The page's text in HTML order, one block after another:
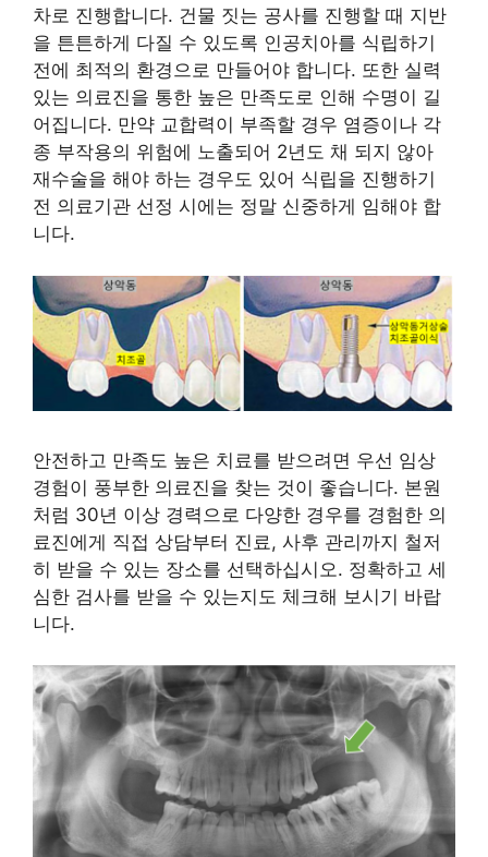
차로 진행합니다. 건물 짓는 공사를 진행할 때 지반
을 튼튼하게 다질 수 있도록 인공치아를 식립하기
전에 최적의 환경으로 만들어야 합니다. 또한 실력
있는 의료진을 통한 높은 만족도로 인해 수명이 길
어집니다. 만약 교합력이 부족할 경우 염증이나 각
종 부작용의 위험에 노출되어 2년도 채 되지 않아
재수술을 해야 하는 경우도 있어 식립을 진행하기
전 의료기관 선정 시에는 정말 신중하게 임해야 합
니다.
안전하고 만족도 높은 치료를 받으려면 우선 임상
경험이 풍부한 의료진을 찾는 것이 좋습니다. 본원
처럼 30년 이상 경력으로 다양한 경우를 경험한 의
료진에게 직접 상담부터 진료, 사후 관리까지 철저
히 받을 수 있는 장소를 선택하십시오. 정확하고 세
심한 검사를 받을 수 있는지도 체크해 보시기 바랍
니다.